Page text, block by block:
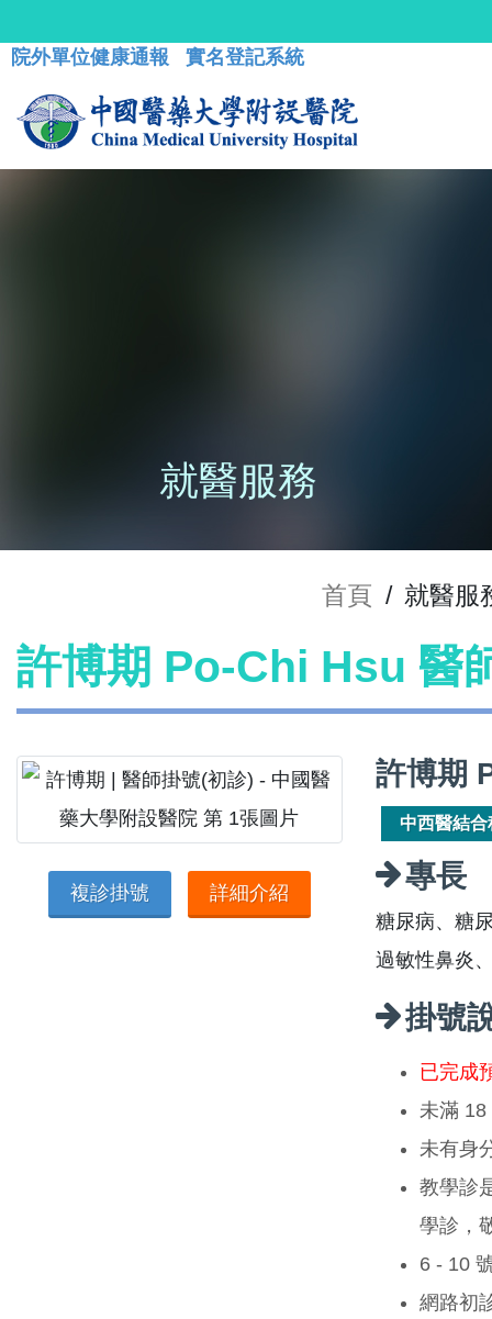
院外單位健康通報 實名登記系統
就醫服務
首頁 / 就醫服
許博期 Po-Chi Hsu 醫
複診掛號 詳細介紹
許博期
中西醫結合
專長
糖尿病、糖
過敏性鼻炎
掛號
已完成
未滿 18
未有身
教學診
學診，
6 - 10
網路初